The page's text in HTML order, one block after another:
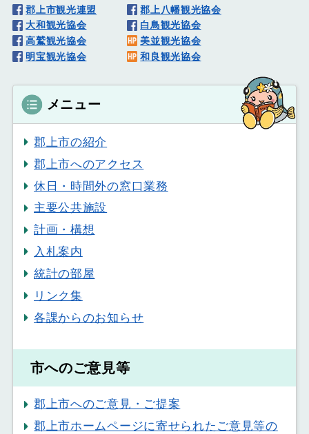
郡上市観光連盟
郡上八幡観光協会
大和観光協会
白鳥観光協会
高鷲観光協会
美並観光協会
明宝観光協会
和良観光協会
メニュー
郡上市の紹介
郡上市へのアクセス
休日・時間外の窓口業務
主要公共施設
計画・構想
入札案内
統計の部屋
リンク集
各課からのお知らせ
市へのご意見等
郡上市へのご意見・ご提案
郡上市ホームページに寄せられたご意見等の